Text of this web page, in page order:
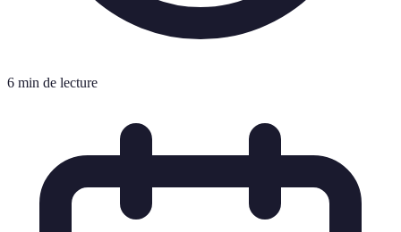
6 min de lecture